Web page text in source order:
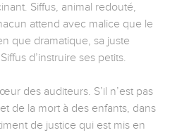
Siffus, animal redouté,
attend avec malice que le
que dramatique, sa juste
d’instruire ses petits.
des auditeurs. S’il n’est pas
de la mort à des enfants, dans
de justice qui est mis en